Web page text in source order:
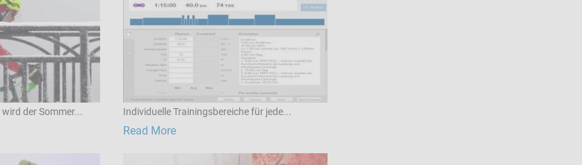
der Sommer... Individuelle Trainingsbereiche für jede...
Read More